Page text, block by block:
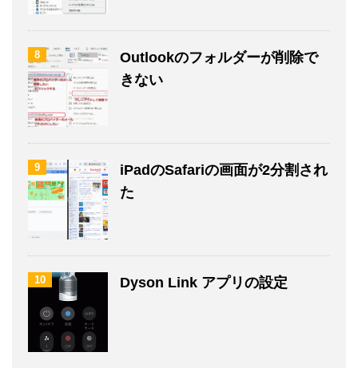
8
Outlookのフォルダーが削除で
きない
9
iPadのSafariの画面が2分割され
た
10 Dyson Link アプリの設定